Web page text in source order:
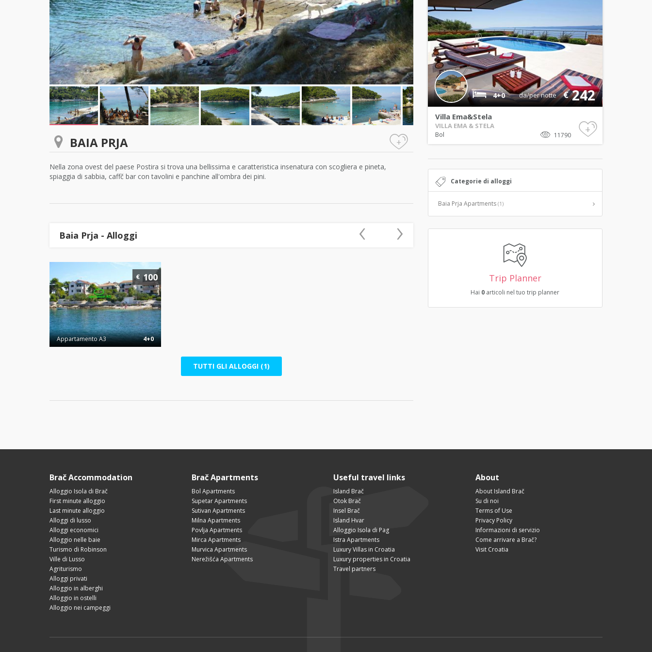
BAIA PRJA +
Nella zona ovest del paese Postira si trova una bellissima e caratteristica insenatura con scogliera e pineta,
spiaggia di sabbia, caffč bar con tavolini e panchine all'ombra dei pini.
Baia Prja - Alloggi
Appartamento A3 4+0
€ 100
‹ ›
TUTTI GLI ALLOGGI (1)
4+0 €242
da/per notte
Villa Ema&Stela
VILLA EMA & STELA
11790
Bol +
Categorie di alloggi
Baia Prja Apartments (1)
Trip Planner
Hai 0 articoli nel tuo trip planner
Brač Accommodation
Alloggio Isola di Brač
First minute alloggio
Last minute alloggio
Alloggi di lusso
Alloggi economici
Alloggio nelle baie
Turismo di Robinson
Ville di Lusso
Agriturismo
Alloggi privati
Alloggio in alberghi
Alloggio in ostelli
Alloggio nei campeggi
Brač Apartments
Bol Apartments
Supetar Apartments
Sutivan Apartments
Milna Apartments
Povlja Apartments
Mirca Apartments
Murvica Apartments
Nerežišća Apartments
Useful travel links
Island Brač
Otok Brač
Insel Brač
Island Hvar
Alloggio Isola di Pag
Istra Apartments
Luxury Villas in Croatia
Luxury properties in Croatia
Travel partners
About
About Island Brač
Su di noi
Terms of Use
Privacy Policy
Informazioni di servizio
Come arrivare a Brač?
Visit Croatia